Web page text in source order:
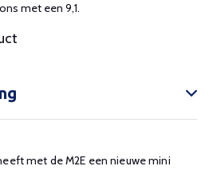
ons met een 9,1.
met de M2E een nieuwe mini